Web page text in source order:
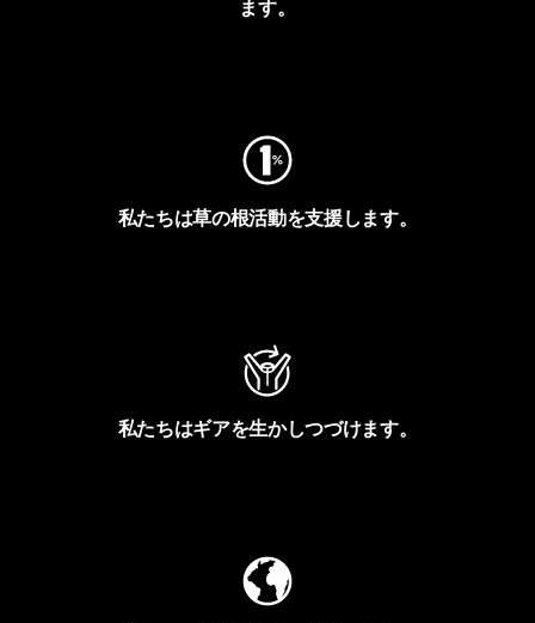
ます。
私たちは草の根活動を支援します。
私たちはギアを生かしつづけます。